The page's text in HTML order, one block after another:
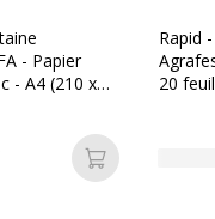
- Papier
- A4 (210 x
Ajouter au
Rapid
20